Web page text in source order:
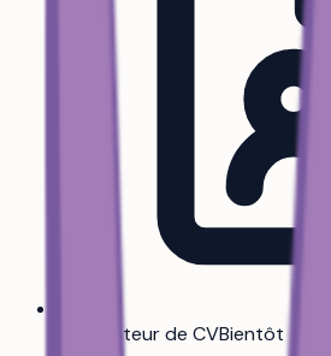
Générateur de CVBientôt